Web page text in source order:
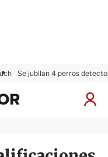
Se jubilan 4 perros
I
x
s